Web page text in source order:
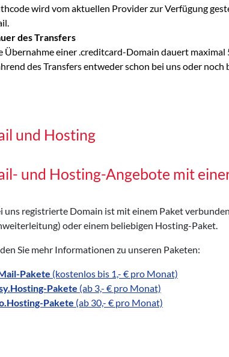
wird vom aktuellen Provider zur Verfügung
des Transfers
Übernahme einer .creditcard-Domain dauert
des Transfers entweder schon bei uns oder
und Hosting
und Hosting-Angebote mit
uns registrierte Domain ist mit einem Paket
oder einem beliebigen Hosting-Paket.
Sie mehr Informationen zu unseren Paketen:
Pakete (kostenlos bis 1,- € pro Monat)
Pakete (ab 3,- € pro Monat)
Pakete (ab 30,- € pro Monat)